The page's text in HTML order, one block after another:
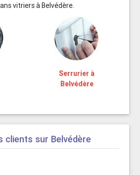
vitriers à Belvédère.
Serrurier à
Belvédère
clients sur Belvédère